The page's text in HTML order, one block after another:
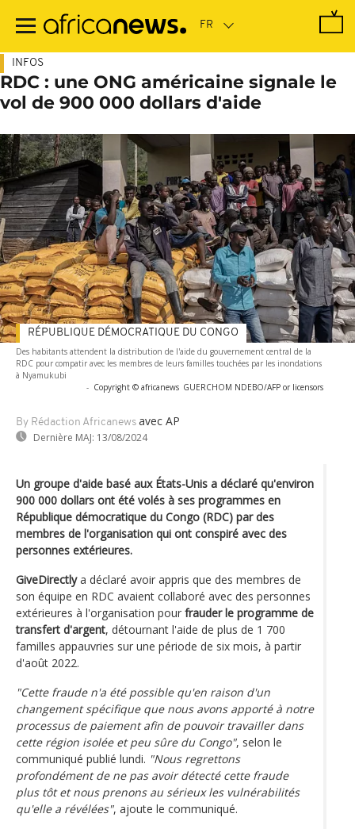
contenu
INFOS
RDC : une ONG américaine signale le
vol de 900 000 dollars d'aide
Des habitants attendent la distribution de l'aide du gouvernement central de la
RDC pour compatir avec les membres de leurs familles touchées par les inondations
à Nyamukubi
- Copyright © africanews GUERCHOM NDEBO/AFP or licensors
By Rédaction Africanews avec AP
Dernière MAJ: 13/08/2024
RÉPUBLIQUE DÉMOCRATIQUE DU CONGO
Un groupe d'aide basé aux États-Unis a déclaré qu'environ
900 000 dollars ont été volés à ses programmes en
République démocratique du Congo (RDC) par des
membres de l'organisation qui ont conspiré avec des
personnes extérieures.
GiveDirectlya déclaré avoir appris que des membres de
son équipe en RDC avaient collaboré avec des personnes
extérieures à l'organisation pour frauder le programme de
transfert d'argent, détournant l'aide de plus de 1 700
familles appauvries sur une période de six mois, à partir
d'août 2022.
"Cette fraude n'a été possible qu'en raison d'un
changement spécifique que nous avons apporté à notre
processus de paiement afin de pouvoir travailler dans
cette région isolée et peu sûre du Congo", selon le
communiqué publié lundi. "Nous regrettons
profondément de ne pas avoir détecté cette fraude
plus tôt et nous prenons au sérieux les vulnérabilités
qu'elle a révélées", ajoute le communiqué.